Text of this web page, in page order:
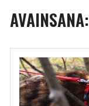
AVAINSANA: